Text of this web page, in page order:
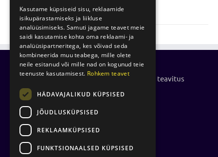
Küpsiste kasutamise- ja privaatsuspoliitika teavitus
Isikuandmete töötlemise põhimõtted
Kasutame küpsiseid sisu, reklaamide
isikupärastamiseks ja liikluse
analüüsimiseks. Samuti jagame teavet meie
saidi kasutamise kohta oma reklaami- ja
analüüsipartneritega, kes võivad seda
kombineerida muu teabega, mille olete
neile esitanud või mille nad on kogunud teie
teenuste kasutamisest. Rohkem teavet
HÄDAVAJALIKUD KÜPSISED
JÕUDLUSKÜPSISED
REKLAAMKÜPSISED
FUNKTSIONAALSED KÜPSISED